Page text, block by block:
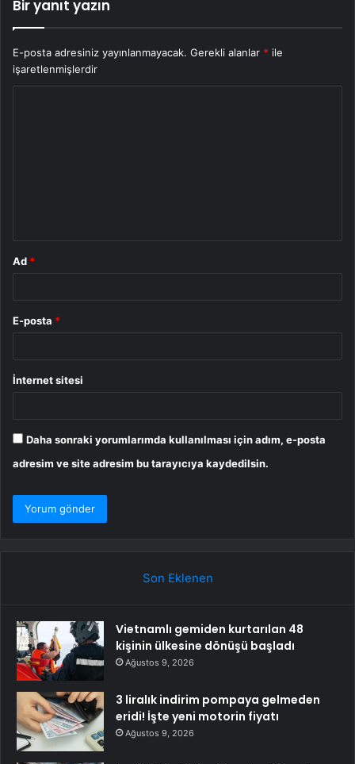
Bir yanıt yazın
E-posta adresiniz yayınlanmayacak. Gerekli alanlar * ile
işaretlenmişlerdir
Ad *
E-posta *
İnternet sitesi
Daha sonraki yorumlarımda kullanılması için adım, e-posta
adresim ve site adresim bu tarayıcıya kaydedilsin.
Son Eklenen
Vietnamlı gemiden kurtarılan 48
kişinin ülkesine dönüşü başladı
Ağustos 9, 2026
3 liralık indirim pompaya gelmeden
eridi! İşte yeni motorin fiyatı
Ağustos 9, 2026